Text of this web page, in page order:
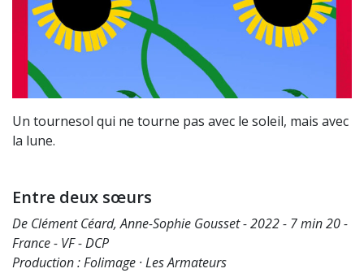
Un tournesol qui ne tourne pas avec le soleil, mais avec
la lune.
Entre deux sœurs
De Clément Céard, Anne-Sophie Gousset - 2022 - 7 min 20 -
France - VF - DCP
Production : Folimage · Les Armateurs